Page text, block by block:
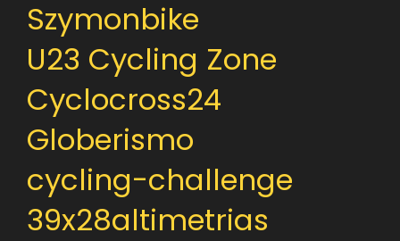
Szymonbike
U23 Cycling Zone
Cyclocross24
Globerismo
cycling-challenge
39x28altimetrias